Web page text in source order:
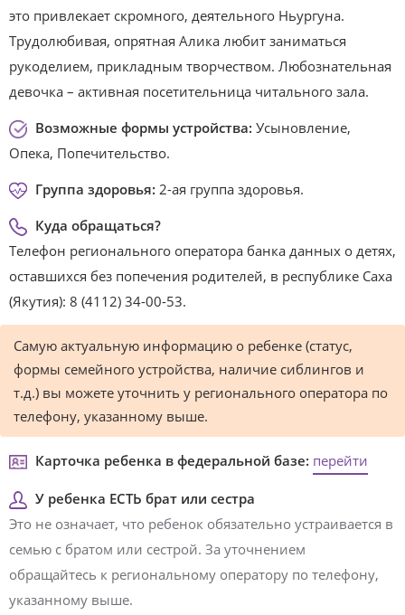
это привлекает скромного, деятельного Ньургуна.
Трудолюбивая, опрятная Алика любит заниматься
рукоделием, прикладным творчеством. Любознательная
девочка – активная посетительница читального зала.
Возможные формы устройства: Усыновление,
Опека, Попечительство.
Группа здоровья: 2-ая группа здоровья.
Куда обращаться?
Телефон регионального оператора банка данных о детях,
оставшихся без попечения родителей, в республике Саха
(Якутия): 8 (4112) 34-00-53.
Самую актуальную информацию о ребенке (статус,
формы семейного устройства, наличие сиблингов и
т.д.) вы можете уточнить у регионального оператора по
телефону, указанному выше.
Карточка ребенка в федеральной базе: перейти
У ребенка ЕСТЬ брат или сестра
Это не означает, что ребенок обязательно устраивается в
семью с братом или сестрой. За уточнением
обращайтесь к региональному оператору по телефону,
указанному выше.